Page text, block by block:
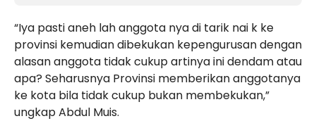
“Iya pasti aneh lah anggota nya di tarik nai k ke
provinsi kemudian dibekukan kepengurusan dengan
alasan anggota tidak cukup artinya ini dendam atau
apa? Seharusnya Provinsi memberikan anggotanya
ke kota bila tidak cukup bukan membekukan,”
ungkap Abdul Muis.